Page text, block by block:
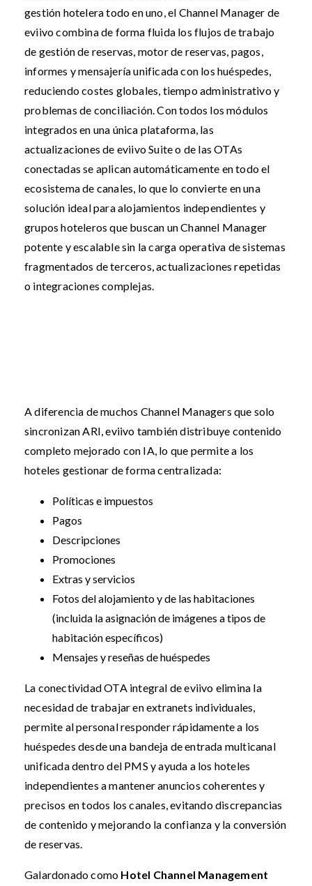
gestión hotelera todo en uno, el Channel Manager de
eviivo combina de forma fluida los flujos de trabajo
de gestión de reservas, motor de reservas, pagos,
informes y mensajería unificada con los huéspedes,
reduciendo costes globales, tiempo administrativo y
problemas de conciliación. Con todos los módulos
integrados en una única plataforma, las
actualizaciones de eviivo Suite o de las OTAs
conectadas se aplican automáticamente en todo el
ecosistema de canales, lo que lo convierte en una
solución ideal para alojamientos independientes y
grupos hoteleros que buscan un Channel Manager
potente y escalable sin la carga operativa de sistemas
fragmentados de terceros, actualizaciones repetidas
o integraciones complejas.
A diferencia de muchos Channel Managers que solo
sincronizan ARI, eviivo también distribuye contenido
completo mejorado con IA, lo que permite a los
hoteles gestionar de forma centralizada:
Políticas e impuestos
Pagos
Descripciones
Promociones
Extras y servicios
Fotos del alojamiento y de las habitaciones
(incluida la asignación de imágenes a tipos de
habitación específicos)
Mensajes y reseñas de huéspedes
La conectividad OTA integral de eviivo elimina la
necesidad de trabajar en extranets individuales,
permite al personal responder rápidamente a los
huéspedes desde una bandeja de entrada multicanal
unificada dentro del PMS y ayuda a los hoteles
independientes a mantener anuncios coherentes y
precisos en todos los canales, evitando discrepancias
de contenido y mejorando la confianza y la conversión
de reservas.
Galardonado como Hotel Channel Management